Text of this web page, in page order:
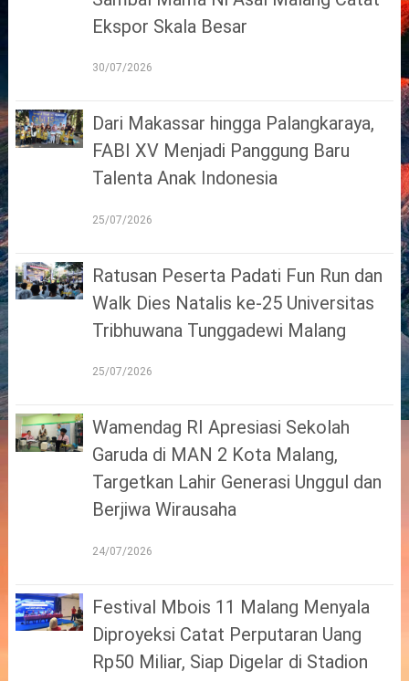
Ekspor Skala Besar
30/07/2026
Dari Makassar hingga Palangkaraya,
FABI XV Menjadi Panggung Baru
Talenta Anak Indonesia
25/07/2026
Ratusan Peserta Padati Fun Run dan
Walk Dies Natalis ke-25 Universitas
Tribhuwana Tunggadewi Malang
25/07/2026
Wamendag RI Apresiasi Sekolah
Garuda di MAN 2 Kota Malang,
Targetkan Lahir Generasi Unggul dan
Berjiwa Wirausaha
24/07/2026
Festival Mbois 11 Malang Menyala
Diproyeksi Catat Perputaran Uang
Rp50 Miliar, Siap Digelar di Stadion